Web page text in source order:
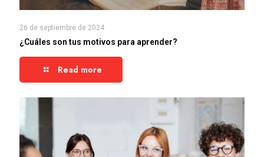
26 de septiembre de 2024
¿Cuáles son tus motivos para aprender?
Read more